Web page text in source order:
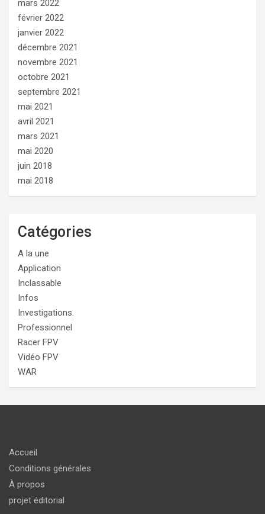
mars 2022
février 2022
janvier 2022
décembre 2021
novembre 2021
octobre 2021
septembre 2021
mai 2021
avril 2021
mars 2021
mai 2020
juin 2018
mai 2018
Catégories
A la une
Application
Inclassable
Infos
Investigations.
Professionnel
Racer FPV
Vidéo FPV
WAR
Accueil
Conditions générales
À propos
projet éditorial